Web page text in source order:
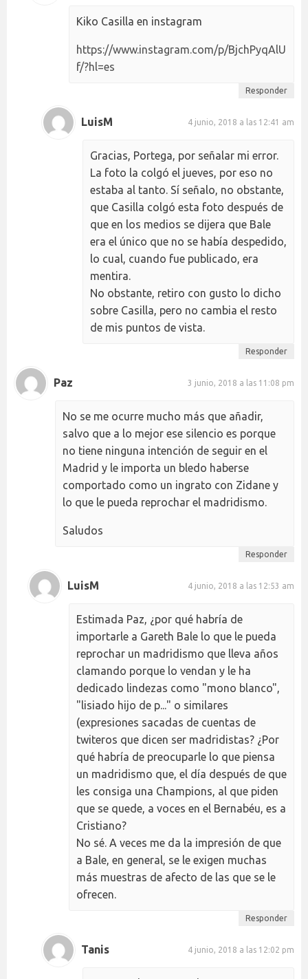
Kiko Casilla en instagram
https://www.instagram.com/p/BjchPyqAlU
f/?hl=es
Responder
LuisM 4 junio, 2018 a las 12:41 am
Gracias, Portega, por señalar mi error.
La foto la colgó el jueves, por eso no
estaba al tanto. Sí señalo, no obstante,
que Casilla colgó esta foto después de
que en los medios se dijera que Bale
era el único que no se había despedido,
lo cual, cuando fue publicado, era
mentira.
No obstante, retiro con gusto lo dicho
sobre Casilla, pero no cambia el resto
de mis puntos de vista.
Responder
Paz 3 junio, 2018 a las 11:08 pm
No se me ocurre mucho más que añadir,
salvo que a lo mejor ese silencio es porque
no tiene ninguna intención de seguir en el
Madrid y le importa un bledo haberse
comportado como un ingrato con Zidane y
lo que le pueda reprochar el madridismo.
Saludos
Responder
LuisM 4 junio, 2018 a las 12:53 am
Estimada Paz, ¿por qué habría de
importarle a Gareth Bale lo que le pueda
reprochar un madridismo que lleva años
clamando porque lo vendan y le ha
dedicado lindezas como "mono blanco",
"lisiado hijo de p..." o similares
(expresiones sacadas de cuentas de
twiteros que dicen ser madridistas? ¿Por
qué habría de preocuparle lo que piensa
un madridismo que, el día después de que
les consiga una Champions, al que piden
que se quede, a voces en el Bernabéu, es a
Cristiano?
No sé. A veces me da la impresión de que
a Bale, en general, se le exigen muchas
más muestras de afecto de las que se le
ofrecen.
Responder
Tanis 4 junio, 2018 a las 12:02 pm